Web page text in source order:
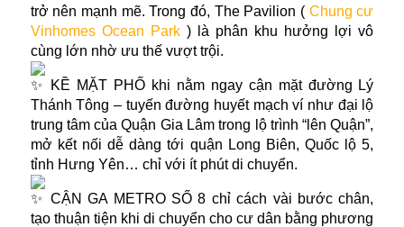
trở nên mạnh mẽ. Trong đó, The Pavilion ( Chung cư
Vinhomes Ocean Park) là phân khu hưởng lợi vô
cùng lớn nhờ ưu thế vượt trội.
KỀ MẶT PHỐ khi nằm ngay cận mặt đường Lý
Thánh Tông – tuyến đường huyết mạch ví như đại lộ
trung tâm của Quận Gia Lâm trong lộ trình “lên Quận”,
mở kết nối dễ dàng tới quận Long Biên, Quốc lộ 5,
tỉnh Hưng Yên… chỉ với ít phút di chuyển.
CẬN GA METRO SỐ 8 chỉ cách vài bước chân,
tạo thuận tiện khi di chuyển cho cư dân bằng phương